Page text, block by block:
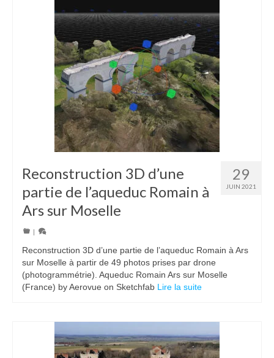
29
JUIN 2021
Reconstruction 3D d’une
partie de l’aqueduc Romain à
Ars sur Moselle
|
Reconstruction 3D d’une partie de l’aqueduc Romain à Ars
sur Moselle à partir de 49 photos prises par drone
(photogrammétrie). Aqueduc Romain Ars sur Moselle
(France) by Aerovue on Sketchfab Lire la suite